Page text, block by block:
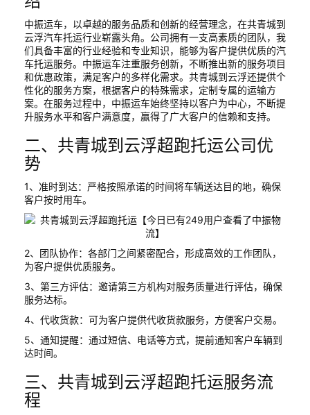
中振运车，以卓越的服务品质和创新的经营理念，在共青城到
云浮汽车托运行业崭露头角。公司拥有一支高素质的团队，我
们具备丰富的行业经验和专业知识，能够为客户提供优质的汽
车托运服务。中振运车注重服务创新，不断推出新的服务项目
和优惠政策，满足客户的多样化需求。共青城到云浮还提供个
性化的服务方案，根据客户的特殊需求，定制专属的运输方
案。在服务过程中，中振运车始终坚持以客户为中心，不断提
升服务水平和客户满意度，赢得了广大客户的信赖和支持。
二、共青城到云浮超跑托运公司优
势
1、准时到达：严格按照承诺的时间将车辆送达目的地，确保
客户按时用车。
2、团队协作：各部门之间紧密配合，形成高效的工作团队，
为客户提供优质服务。
3、第三方评估：邀请第三方机构对服务质量进行评估，确保
服务达标。
4、代收货款：可为客户提供代收货款服务，方便客户交易。
5、通知提醒：通过短信、电话等方式，提前通知客户车辆到
达时间。
三、共青城到云浮超跑托运服务流
程